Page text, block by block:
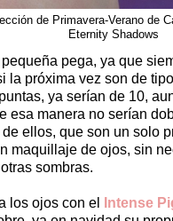
de Primavera-Verano de
Eternity Shadows
pega, ya que
la próxima vez son de
ya serían de 10,
esa manera no serían
de ellos, que son un solo
maquillaje de ojos, sin
sombras.
los ojos con el Intense